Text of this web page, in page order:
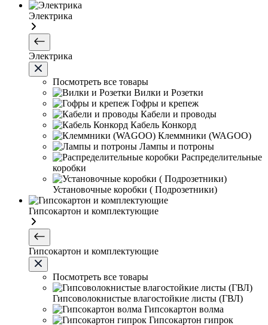
Электрика
Электрика
Посмотреть все товары
Вилки и Розетки
Гофры и крепеж
Кабели и проводы
Кабель Конкорд
Клеммники (WAGOО)
Лампы и потроны
Распределительные
коробки
Установочные коробки ( Подрозетники)
Гипсокартон и комплектующие
Гипсокартон и комплектующие
Посмотреть все товары
Гипсоволокнистые влагостойкие листы (ГВЛ)
Гипсокартон волма
Гипсокартон гипрок